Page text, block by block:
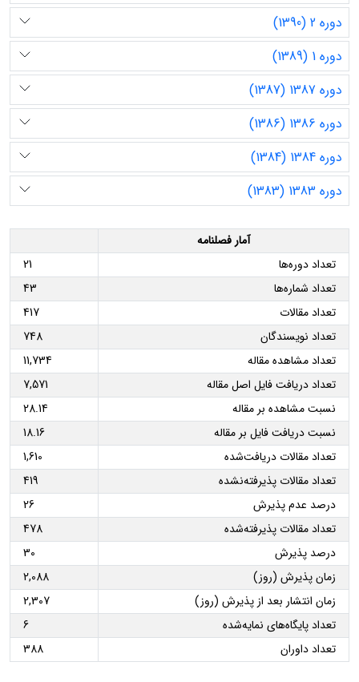
دوره 2 (1390)
دوره 1 (1389)
دوره 1387 (1387)
دوره 1386 (1386)
دوره 1384 (1384)
دوره 1383 (1383)
آمار فصلنامه
تعداد دوره‌ها
21
تعداد شماره‌ها
43
تعداد مقالات
417
تعداد نویسندگان
748
تعداد مشاهده مقاله
11,734
تعداد دریافت فایل اصل مقاله
7,571
نسبت مشاهده بر مقاله
28.14
نسبت دریافت فایل بر مقاله
18.16
تعداد مقالات دریافت‌شده
1,610
تعداد مقالات پذیرفته‌نشده
419
درصد عدم پذیرش
26
تعداد مقالات پذیرفته‌شده
478
درصد پذیرش
30
زمان پذیرش (روز)
2,088
زمان انتشار بعد از پذیرش (روز)
2,307
تعداد پایگاه‌های نمایه‌شده
6
تعداد داوران
388